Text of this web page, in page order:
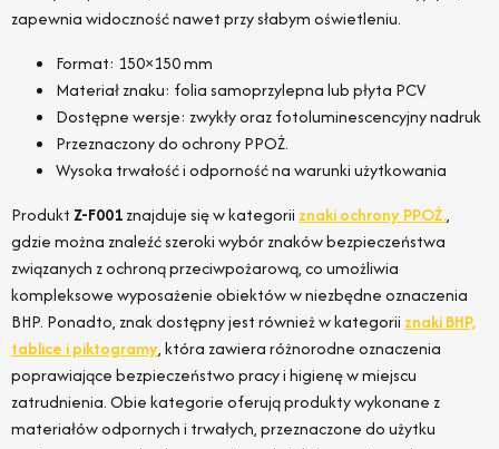
zapewnia widoczność nawet przy słabym oświetleniu.
Format: 150×150 mm
Materiał znaku: folia samoprzylepna lub płyta PCV
Dostępne wersje: zwykły oraz fotoluminescencyjny nadruk
Przeznaczony do ochrony PPOŻ.
Wysoka trwałość i odporność na warunki użytkowania
ProduktZ-F001znajduje się w kategorii znaki ochrony PPOŻ.,
gdzie można znaleźć szeroki wybór znaków bezpieczeństwa
związanych z ochroną przeciwpożarową, co umożliwia
kompleksowe wyposażenie obiektów w niezbędne oznaczenia
BHP. Ponadto, znak dostępny jest również w kategorii znaki BHP,
tablice i piktogramy, która zawiera różnorodne oznaczenia
poprawiające bezpieczeństwo pracy i higienę w miejscu
zatrudnienia. Obie kategorie oferują produkty wykonane z
materiałów odpornych i trwałych, przeznaczone do użytku